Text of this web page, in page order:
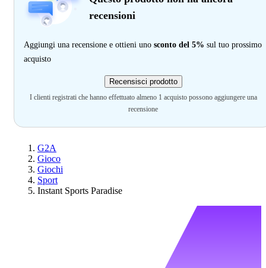
recensioni
Aggiungi una recensione e ottieni uno sconto del 5% sul tuo prossimo
acquisto
Recensisci prodotto
I clienti registrati che hanno effettuato almeno 1 acquisto possono aggiungere una
recensione
G2A
Gioco
Giochi
Sport
Instant Sports Paradise